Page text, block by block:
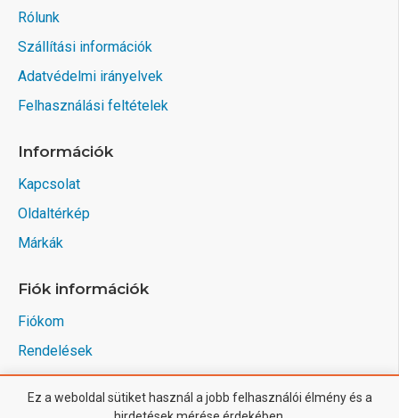
Rólunk
Szállítási információk
Adatvédelmi irányelvek
Felhasználási feltételek
Információk
Kapcsolat
Oldaltérkép
Márkák
Fiók információk
Fiókom
Rendelések
Ez a weboldal sütiket használ a jobb felhasználói élmény és a